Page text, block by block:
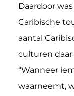
Daardoor
Caribische
aantal
culturen daar
“Wanneer
waarneemt,